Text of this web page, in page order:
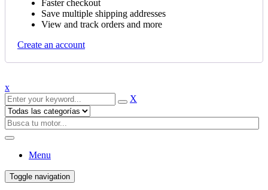
Faster checkout
Save multiple shipping addresses
View and track orders and more
Create an account
x
X
Menu
Toggle navigation